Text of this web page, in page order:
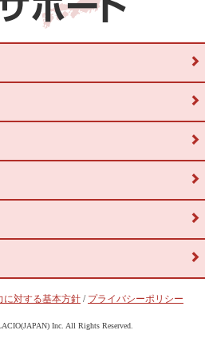
に対する基本方針 / プライバシーポリシー
Inc. All Rights Reserved.